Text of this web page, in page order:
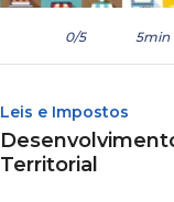
0/5 5min
Leis e Impostos
Territorial